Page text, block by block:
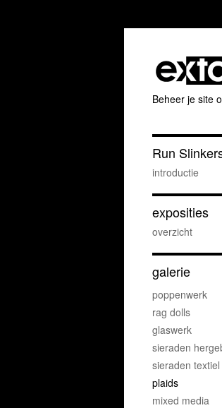
Beheer je site
Run
introductie
exposities
overzicht
galerie
poppenwerk
rag dolls
glaswerk
sieraden
sieraden textiel
plaids
mixed media